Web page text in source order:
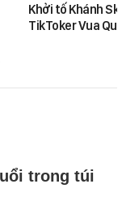
Khởi tố Khánh
TikToker Vua
trong túi